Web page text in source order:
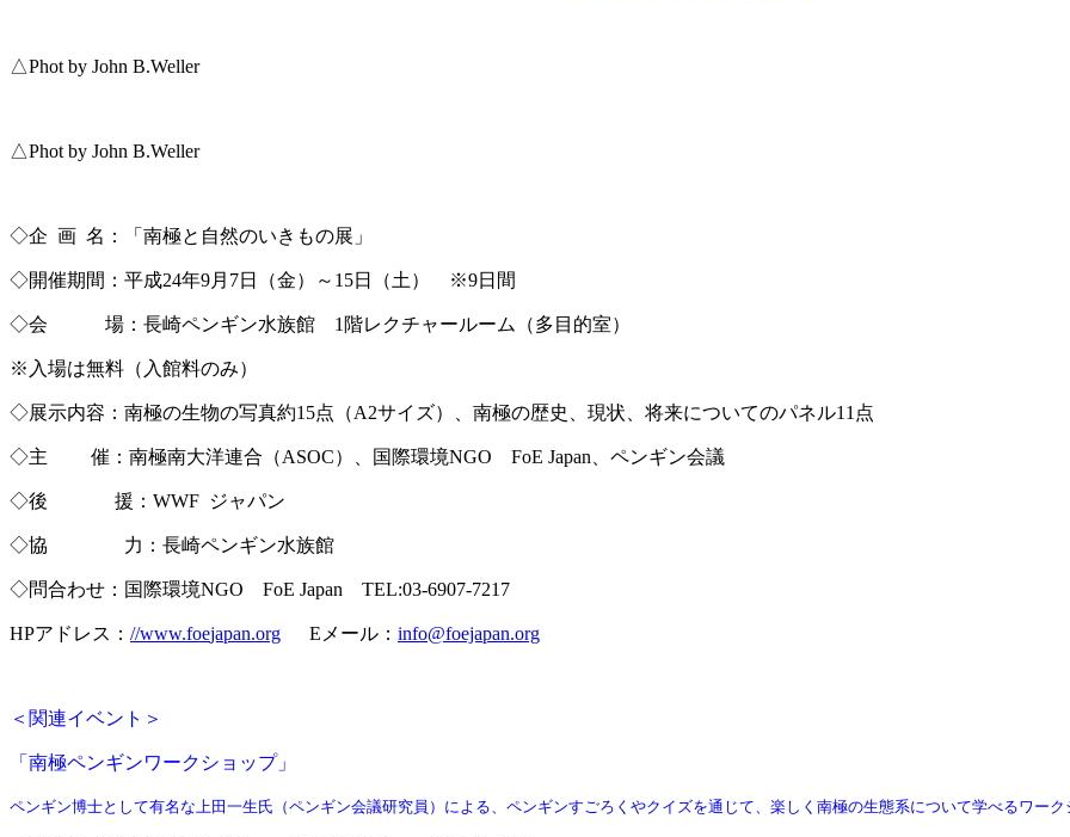
△Phot by John B.Weller
△Phot by John B.Weller
◇企 画 名：「南極と自然のいきもの展」
◇開催期間：平成24年9月7日（金）～15日（土） ※9日間
◇会 場：長崎ペンギン水族館 1階レクチャールーム（多目的室）
※入場は無料（入館料のみ）
◇展示内容：南極の生物の写真約15点（A2サイズ）、南極の歴史、現状、将来についてのパネル11点
◇主 催：南極南大洋連合（ASOC）、国際環境NGO FoE Japan、ペンギン会議
◇後 援：WWF ジャパン
◇協 力：長崎ペンギン水族館
◇問合わせ：国際環境NGO FoE Japan TEL:03-6907-7217
HPアドレス： //www.foejapan.org Eメール： info@foejapan.org
＜関連イベント＞
「南極ペンギンワークショップ」
ペンギン博士として有名な上田一生氏（ペンギン会議研究員）による、ペンギンすごろくやクイズを通じて、楽しく南極の生態系について学べるワーク